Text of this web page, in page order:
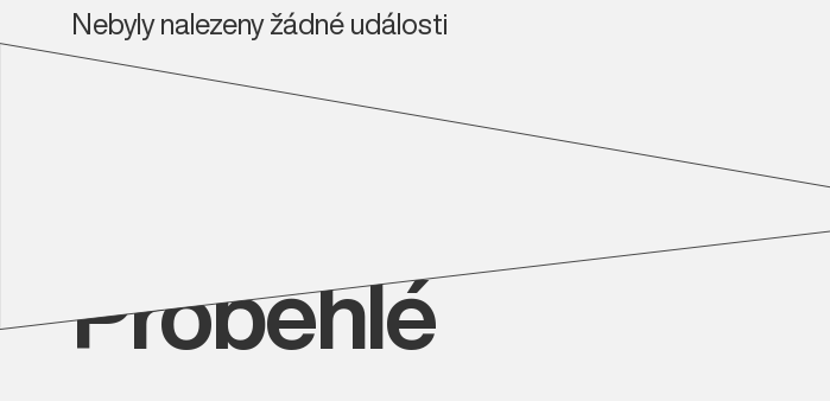
Nebyly nalezeny žádné události
Proběhlé